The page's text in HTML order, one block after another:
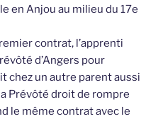
en Anjou au milieu du 17e
contrat, l’apprenti
d’Angers pour
chez un autre parent aussi
Prévôté droit de rompre
le même contrat avec le